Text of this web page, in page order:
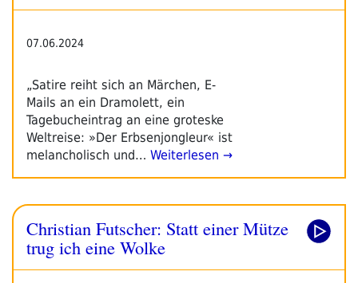
07.06.2024
„Satire reiht sich an Märchen, E-
Mails an ein Dramolett, ein
Tagebucheintrag an eine groteske
Weltreise: »Der Erbsenjongleur« ist
melancholisch und… Weiterlesen →
Christian Futscher: Statt einer Mütze
trug ich eine Wolke